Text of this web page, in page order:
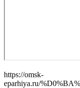
https://omsk-
eparhiya.ru/